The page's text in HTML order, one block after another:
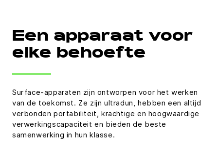
Een apparaat voor
elke behoefte
Surface-apparaten zijn ontworpen voor het werken
van de toekomst. Ze zijn ultradun, hebben een altijd
verbonden portabiliteit, krachtige en hoogwaardige
verwerkingscapaciteit en bieden de beste
samenwerking in hun klasse.